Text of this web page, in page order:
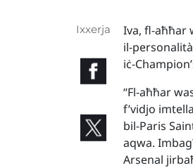
Ixxerja
Iva, fl-aħħar
il-
iċ-
“Fl-aħħar
f’vidjo
bil-Paris
aqwa.
Arsenal